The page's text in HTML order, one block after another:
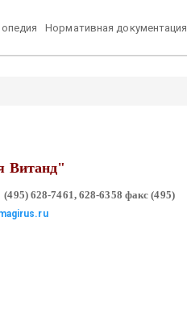
Нормативная документация
Витанд"
628-7461, 628-6358 факс (495)